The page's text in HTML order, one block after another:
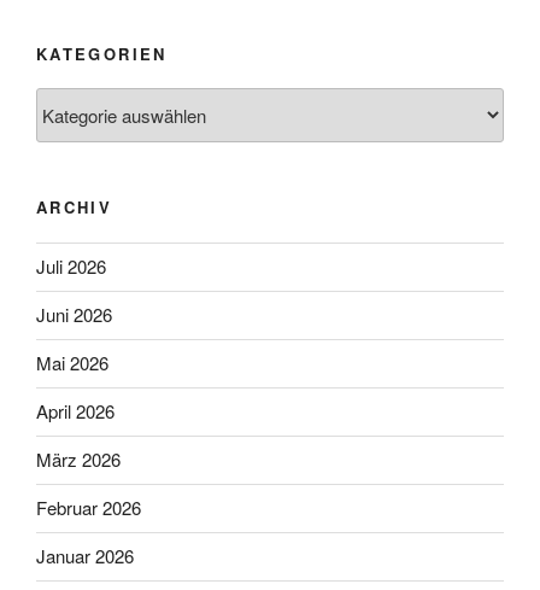
KATEGORIEN
ARCHIV
Juli 2026
Juni 2026
Mai 2026
April 2026
März 2026
Februar 2026
Januar 2026